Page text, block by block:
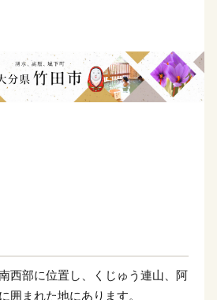
西部に位置し、くじゅう連山、阿
囲まれた地にあります。